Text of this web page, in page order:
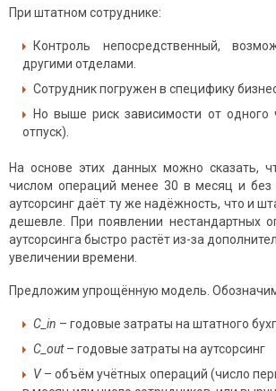
При штатном сотруднике:
Контроль непосредственный,
другими отделами.
Сотрудник погружен в специфику
Но выше риск зависимости от одного
отпуск).
На основе этих данных можно сказать,
числом операций менее 30 в месяц и без
аутсорсинг даёт ту же надёжность, что и
дешевле. При появлении нестандартных
аутсорсинга быстро растёт из-за
увеличении времени.
Предложим упрощённую модель.
C_in – годовые затраты на штатного
C_out– годовые затраты на аутсорсинг
V– объём учётных операций (число